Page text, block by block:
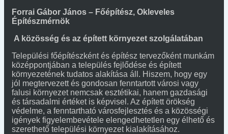
Forrai Gábor János – Főépítész, Okleveles
Építészmérnök
A közösség és az épített környezet szolgálatában
Települési főépítészként és építész tervezőként munkám
középpontjában a település fejlődése és épített
környezetének tudatos alakítása áll. Hiszem, hogy egy
jól megtervezett és gondosan fenntartott városi vagy
falusi környezet nemcsak esztétikai, hanem gazdasági
és társadalmi értéket is képvisel. Az épített örökség
védelme, a fenntartható városfejlesztés és a közösségi
igények figyelembevétele elengedhetetlen egy élhető és
szerethető települési környezet kialakításához.